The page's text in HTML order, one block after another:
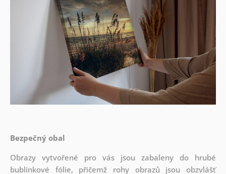
Bezpečný obal
Obrazy vytvořené pro vás jsou zabaleny do hrubé
bublinkové fólie, přičemž rohy obrazů jsou obzvlášť